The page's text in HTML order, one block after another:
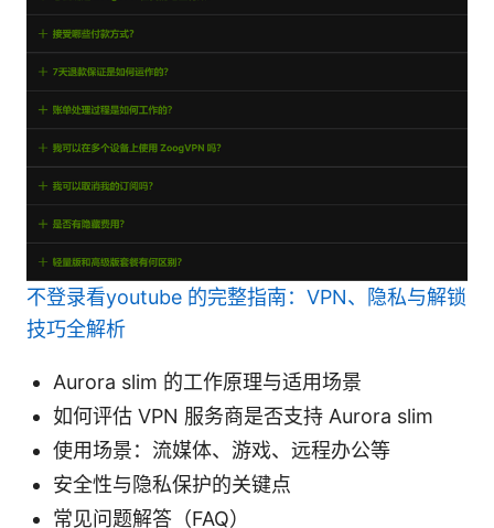
不登录看youtube 的完整指南：VPN、隐私与解锁
技巧全解析
Aurora slim 的工作原理与适用场景
如何评估 VPN 服务商是否支持 Aurora slim
使用场景：流媒体、游戏、远程办公等
安全性与隐私保护的关键点
常见问题解答（FAQ）